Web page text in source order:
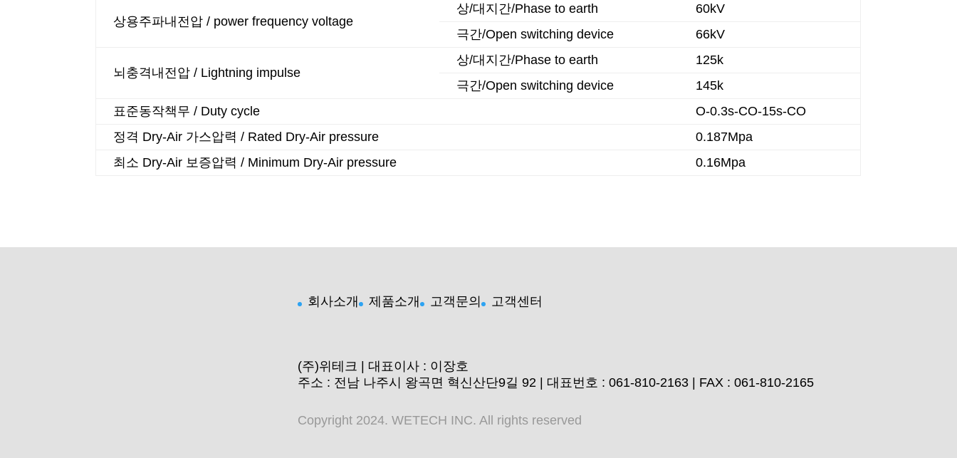
상용주파내전압 / power frequency voltage
상/대지간/Phase to earth
60kV
극간/Open switching device
66kV
뇌충격내전압 / Lightning impulse
상/대지간/Phase to earth
125k
극간/Open switching device
145k
표준동작책무 / Duty cycle
O-0.3s-CO-15s-CO
정격 Dry-Air 가스압력 / Rated Dry-Air pressure
0.187Mpa
최소 Dry-Air 보증압력 / Minimum Dry-Air pressure
0.16Mpa
회사소개 제품소개 고객문의 고객센터
(주)위테크 | 대표이사 : 이장호
주소 : 전남 나주시 왕곡면 혁신산단9길 92 | 대표번호 : 061-810-2163 | FAX : 061-810-2165
Copyright 2024. WETECH INC. All rights reserved